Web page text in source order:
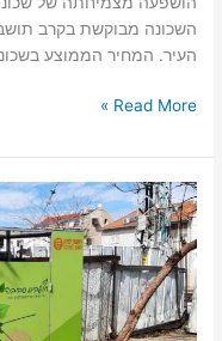
השכונה מבוקשת בקרב
העיר. המחיר הממוצע בשכונה 20,400 ש”ח
Read More »
לאור
העלייה
בכמות
המשלוחים:
20
מתקני